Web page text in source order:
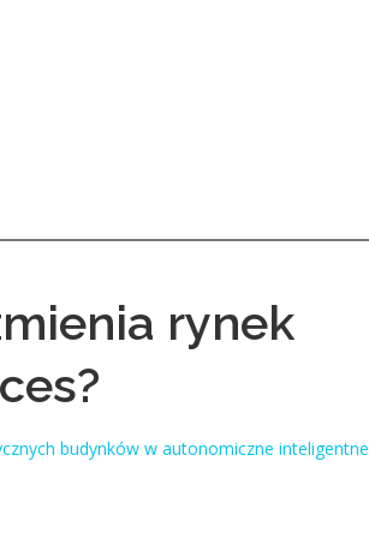
rynek
budynków w autonomiczne inteligentne